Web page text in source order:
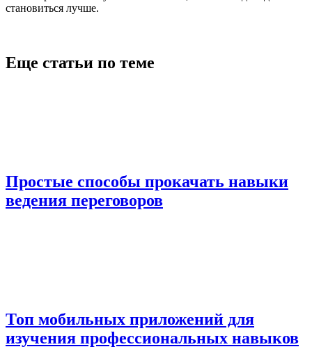
становиться лучше.
Еще статьи по теме
Простые способы прокачать навыки
ведения переговоров
Топ мобильных приложений для
изучения профессиональных навыков